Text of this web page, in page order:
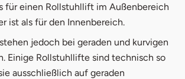
für einen Rollstuhllift im Außenbereich
ist als für den Innenbereich.
jedoch bei geraden und kurvigen
Einige Rollstuhllifte sind technisch so
ausschließlich auf geraden